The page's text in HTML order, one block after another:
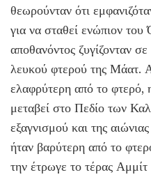
θεωρούνταν ότι
για να σταθεί ενώπιον
αποθανόντος ζυγίζονταν
λευκού φτερού της Μάατ.
ελαφρύτερη από το φτερό,
μεταβεί στο Πεδίο των
εξαγνισμού και της
ήταν βαρύτερη από το
την έτρωγε το τέρας